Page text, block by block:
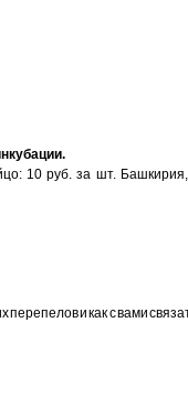
10 руб. за шт.
и как с вами